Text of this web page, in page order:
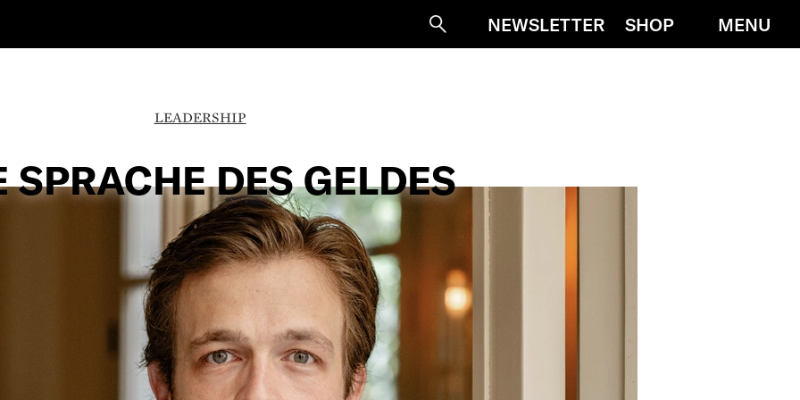
SucheNEWSLETTER SHOP MENU
LEADERSHIP
SPRACHE DES GELDES